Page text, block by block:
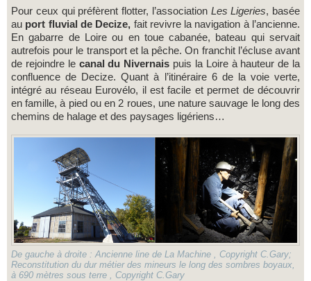
Pour ceux qui préfèrent flotter, l’association Les Ligeries, basée
au port fluvial de Decize, fait revivre la navigation à l’ancienne.
En gabarre de Loire ou en toue cabanée, bateau qui servait
autrefois pour le transport et la pêche. On franchit l’écluse avant
de rejoindre le canal du Nivernais puis la Loire à hauteur de la
confluence de Decize. Quant à l’itinéraire 6 de la voie verte,
intégré au réseau Eurovélo, il est facile et permet de découvrir
en famille, à pied ou en 2 roues, une nature sauvage le long des
chemins de halage et des paysages ligériens…
De gauche à droite : Ancienne line de La Machine , Copyright C.Gary;
Reconstitution du dur métier des mineurs le long des sombres boyaux,
à 690 mètres sous terre , Copyright C.Gary